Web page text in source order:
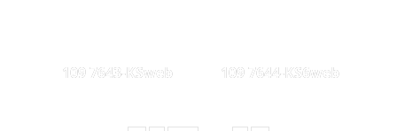
109 7643-KSweb 109 7644-KS6web